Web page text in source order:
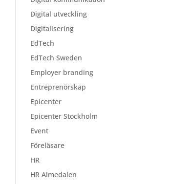
Digital utveckling
Digitalisering
EdTech
EdTech Sweden
Employer branding
Entreprenörskap
Epicenter
Epicenter Stockholm
Event
Föreläsare
HR
HR Almedalen